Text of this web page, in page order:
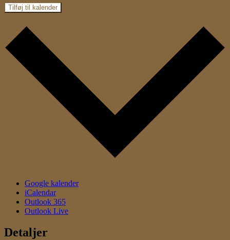
Tilføj til kalender
Google kalender
iCalendar
Outlook 365
Outlook Live
Detaljer